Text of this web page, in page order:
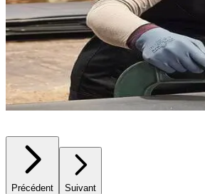
Précédent Suivant